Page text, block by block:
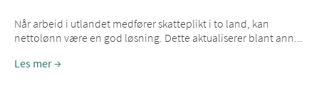
Når arbeid i utlandet medfører skatteplikt i to land, kan
nettolønn være en god løsning. Dette aktualiserer blant ann...
Les mer